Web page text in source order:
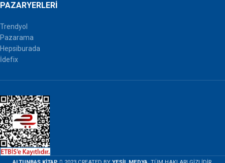
PAZARYERLERI
Trendyol
Pazarama
Hepsiburada
İdefix